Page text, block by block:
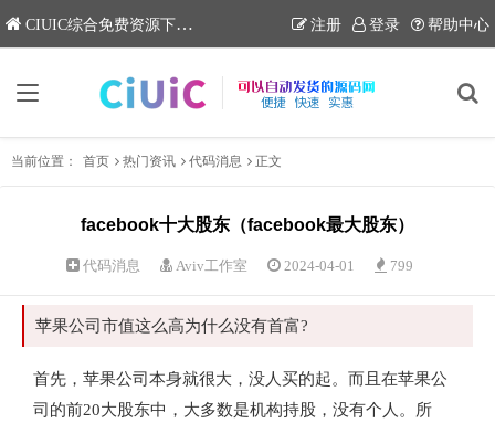
CIUIC综合免费资源下载网站 注册 登录 帮助中心
当前位置： 首页 热门资讯 代码消息 正文
facebook十大股东（facebook最大股东）
代码消息 Aviv工作室 2024-04-01 799
苹果公司市值这么高为什么没有首富?
首先，苹果公司本身就很大，没人买的起。而且在苹果公
司的前20大股东中，大多数是机构持股，没有个人。所